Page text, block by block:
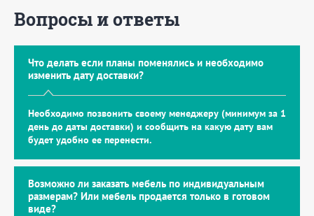
Вопросы и ответы
Что делать если планы поменялись и необходимо
изменить дату доставки?
Необходимо позвонить своему менеджеру (минимум за 1
день до даты доставки) и сообщить на какую дату вам
будет удобно ее перенести.
Возможно ли заказать мебель по индивидуальным
размерам? Или мебель продается только в готовом
виде?